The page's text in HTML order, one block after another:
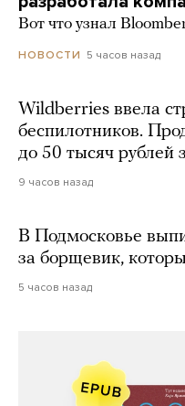
Вот что узнал
НОВОСТИ 5 часов назад
Wildberries ввела
беспилотников.
до 50 тысяч рублей
9 часов назад
В Подмосковье
за борщевик,
5 часов назад